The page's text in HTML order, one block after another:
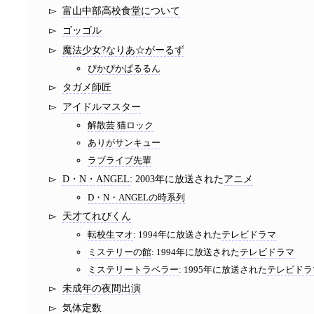
富山中部高校食堂について
ゴッゴル
魔法少女?なりあ☆がーるず
ぴかぴかぱるるん
タガメ師匠
アイドルマスター
解散芸 猫ロック
ありがサンキュー
ラブライブ先輩
D・N・ANGEL: 2003年に放送されたアニメ
D・N・ANGELの時系列
天才てれびくん
転校生マオ: 1994年に放送されたテレビドラマ
ミステリーの館: 1994年に放送されたテレビドラマ
ミステリートラベラー: 1995年に放送されたテレビド
未成年の夜間出演
気体定数